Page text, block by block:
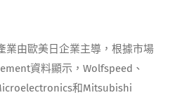
業由歐美日企業主導，根據市場
資料顯示，Wolfspeed、
和Mitsubishi